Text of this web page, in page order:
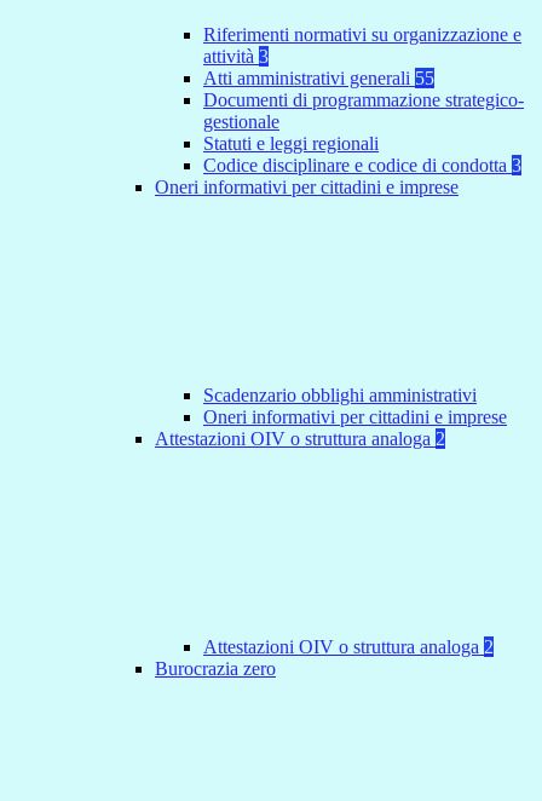
Riferimenti normativi su organizzazione e
attività 3
Atti amministrativi generali 55
Documenti di programmazione strategico-
gestionale
Statuti e leggi regionali
Codice disciplinare e codice di condotta 3
Oneri informativi per cittadini e imprese
Scadenzario obblighi amministrativi
Oneri informativi per cittadini e imprese
Attestazioni OIV o struttura analoga 2
Attestazioni OIV o struttura analoga 2
Burocrazia zero